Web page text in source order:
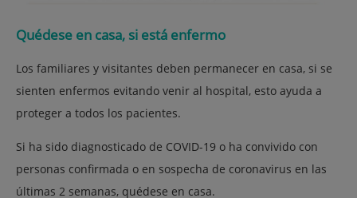
Quédese en casa, si está enfermo
Los familiares y visitantes deben permanecer en casa, si se
sienten enfermos evitando venir al hospital, esto ayuda a
proteger a todos los pacientes.
Si ha sido diagnosticado de COVID-19 o ha convivido con
personas confirmada o en sospecha de coronavirus en las
últimas 2 semanas, quédese en casa.